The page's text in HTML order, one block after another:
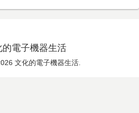
的電子機器生活
文化的電子機器生活.